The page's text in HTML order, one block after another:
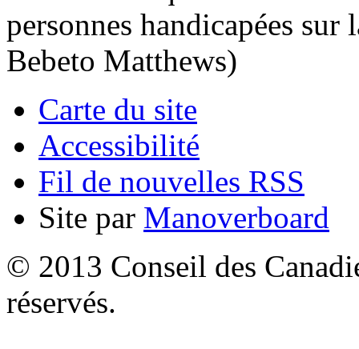
personnes handicapées
Bebeto Matthews)
Carte du site
Accessibilité
Fil de nouvelles RSS
Site par Manoverboard
© 2013 Conseil des
réservés.